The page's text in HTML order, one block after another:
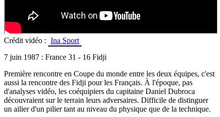
Crédit vidéo : Ina Sport
7 juin 1987 : France 31 - 16 Fidji
Première rencontre en Coupe du monde entre les deux équipes, c'est
aussi la rencontre des Fidji pour les Français. À l'époque, pas
d'analyses vidéo, les coéquipiers du capitaine Daniel Dubroca
découvraient sur le terrain leurs adversaires. Difficile de distinguer
un ailier d'un pilier tant au niveau du physique que de la technique.